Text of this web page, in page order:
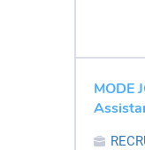
MODE